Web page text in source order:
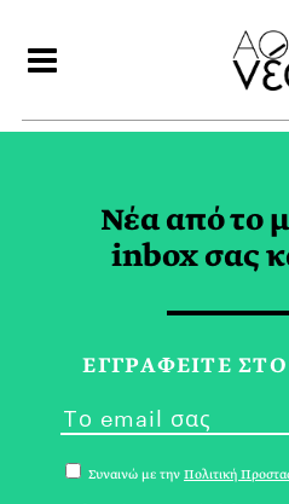
INTERVIEW
Νέα από το
inbox σας
ΕΓΓPΑΦΕΙΤΕ ΣΤΟ
Συναινώ με την Πολιτική